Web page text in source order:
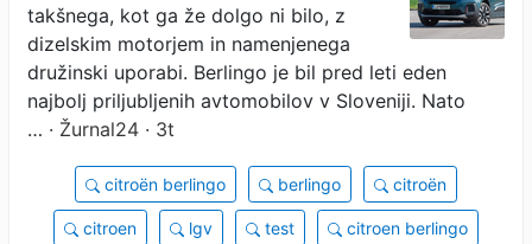
takšnega, kot ga že dolgo ni bilo, z
dizelskim motorjem in namenjenega
družinski uporabi. Berlingo je bil pred leti eden
najbolj priljubljenih avtomobilov v Sloveniji. Nato
… · Žurnal24 · 3t
citroën berlingo berlingo citroën
citroen lgv test citroen berlingo